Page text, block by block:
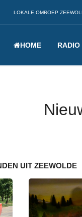
LOKALE OMROEP
HOME RADIO
UIT ZEEWOLDE